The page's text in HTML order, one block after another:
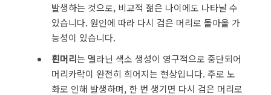
발생하는 것으로, 비교적 젊은 나이에도 나타날 수
있습니다. 원인에 따라 다시 검은 머리로 돌아올 가
능성이 있습니다.
흰머리는 멜라닌 색소 생성이 영구적으로 중단되어
머리카락이 완전히 희어지는 현상입니다. 주로 노
화로 인해 발생하며, 한 번 생기면 다시 검은 머리로